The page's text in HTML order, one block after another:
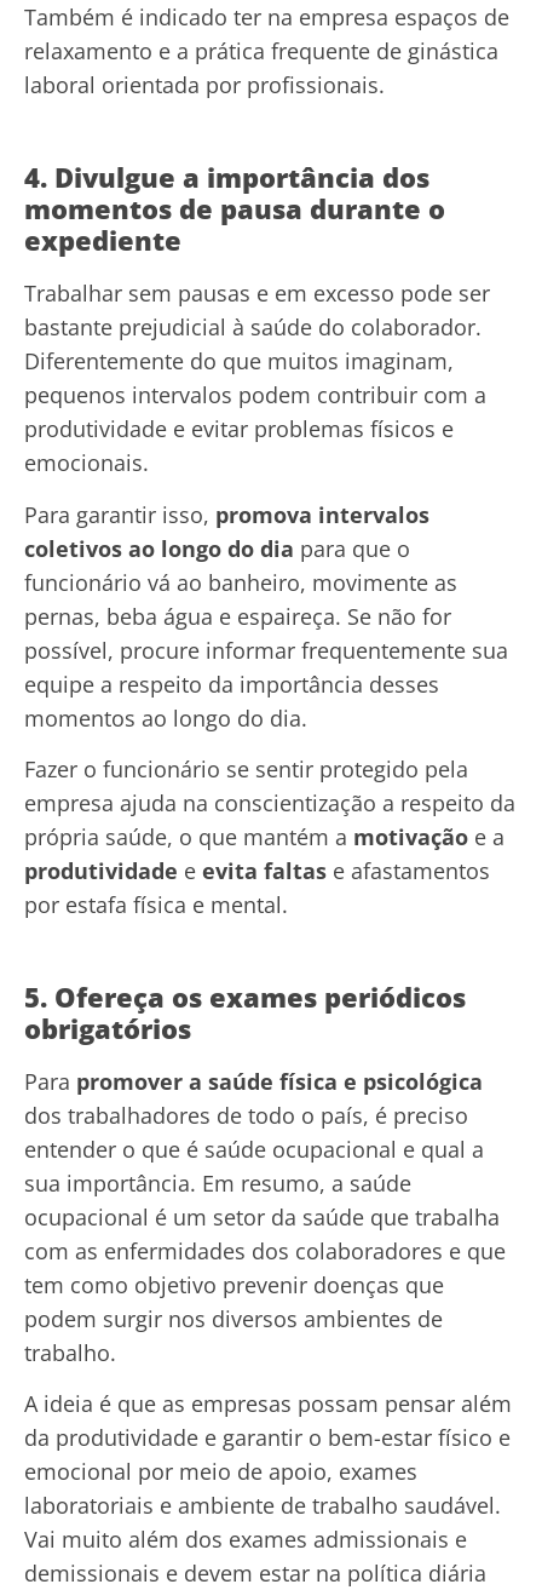
Também é indicado ter na empresa espaços de
relaxamento e a prática frequente de ginástica
laboral orientada por profissionais.
4. Divulgue a importância dos
momentos de pausa durante o
expediente
Trabalhar sem pausas e em excesso pode ser
bastante prejudicial à saúde do colaborador.
Diferentemente do que muitos imaginam,
pequenos intervalos podem contribuir com a
produtividade e evitar problemas físicos e
emocionais.
Para garantir isso, promova intervalos
coletivos ao longo do dia para que o
funcionário vá ao banheiro, movimente as
pernas, beba água e espaireça. Se não for
possível, procure informar frequentemente sua
equipe a respeito da importância desses
momentos ao longo do dia.
Fazer o funcionário se sentir protegido pela
empresa ajuda na conscientização a respeito da
própria saúde, o que mantém a motivação e a
produtividade e evita faltas e afastamentos
por estafa física e mental.
5. Ofereça os exames periódicos
obrigatórios
Para promover a saúde física e psicológica
dos trabalhadores de todo o país, é preciso
entender o que é saúde ocupacional e qual a
sua importância. Em resumo, a saúde
ocupacional é um setor da saúde que trabalha
com as enfermidades dos colaboradores e que
tem como objetivo prevenir doenças que
podem surgir nos diversos ambientes de
trabalho.
A ideia é que as empresas possam pensar além
da produtividade e garantir o bem-estar físico e
emocional por meio de apoio, exames
laboratoriais e ambiente de trabalho saudável.
Vai muito além dos exames admissionais e
demissionais e devem estar na política diária